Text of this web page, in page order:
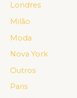
Londres
Milão
Moda
Nova York
Outros
Paris